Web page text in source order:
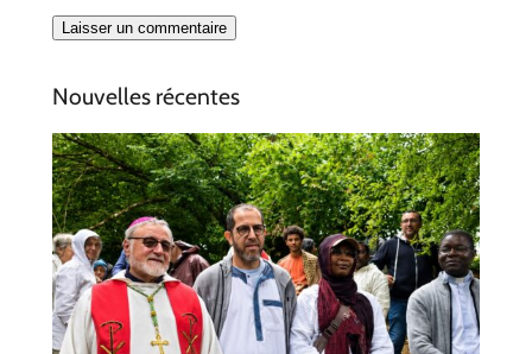
Nouvelles récentes